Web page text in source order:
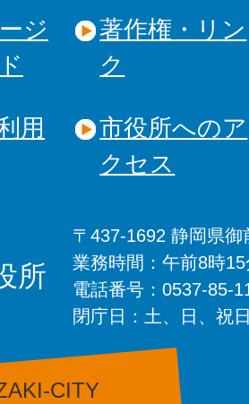
ジ
著作権・リン
ク
用
市役所へのア
クセス
所
〒437-1692 静岡県
業務時間：午前8時
電話番号：0537-85-
閉庁日：土、日、祝
CITY